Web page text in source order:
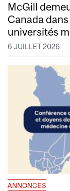
McGill
Canada
universités
6 JUILLET 2026
ANNONCES